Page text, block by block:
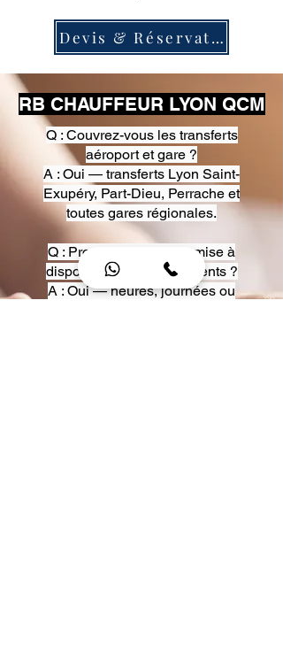
Devis & Réservation
RB CHAUFFEUR LYON QCM
Q : Couvrez-vous les transferts
aéroport et gare ?
A : Oui — transferts Lyon Saint-
Exupéry, Part-Dieu, Perrache et
toutes gares régionales.
Q : Proposez-vous une mise à
disposition pour événements ?
A : Oui — heures, journées ou